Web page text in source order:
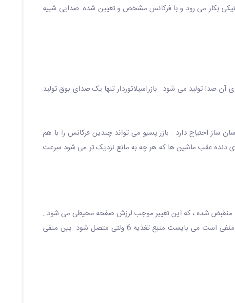
بکار می رود و با فرکانس مشخص و تعیین شده صدایی شبیه
آن صدا تولید می شود . بازراسیلاتوردار تنها یک صدای بوق تولید
ساز احتیاج دارد . بازر پسیو می تواند چندین فرکانس را با هم
دنده عقب ماشین ها که هر چه به مانع نزدیک تر می شود سرعت
یا منقبض شده ، که این تغییر موجب لرزش صفحه محیطی می شود .
این همان صدایی است که ما از بازر می شنویم . پین های بازر با نام های مثبت و منفی هستند . به پین مثبت که بلندتر از پین منفی است می بایست منبع تغذیه 6 ولتی متصل شود .پین منفی